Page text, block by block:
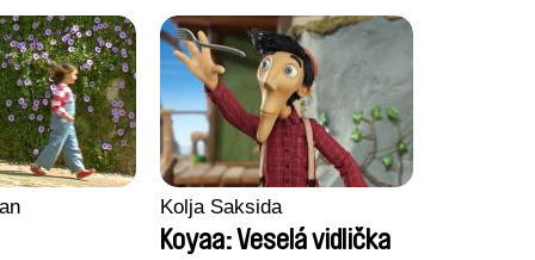
Kolja Saksida
Koyaa: Veselá vidlička